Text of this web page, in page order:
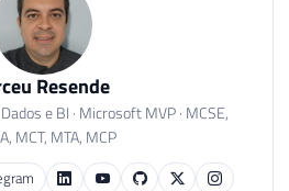
Resende
e BI · Microsoft MVP · MCSE,
MCT, MTA, MCP